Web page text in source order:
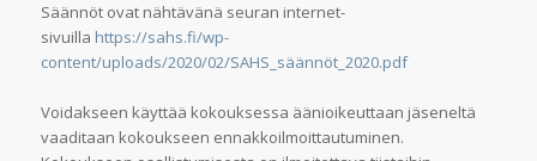
Säännöt ovat nähtävänä seuran internet-
sivuilla https://sahs.fi/wp-
content/uploads/2020/02/SAHS_säännöt_2020.pdf
Voidakseen käyttää kokouksessa äänioikeuttaan jäseneltä
vaaditaan kokoukseen ennakkoilmoittautuminen.